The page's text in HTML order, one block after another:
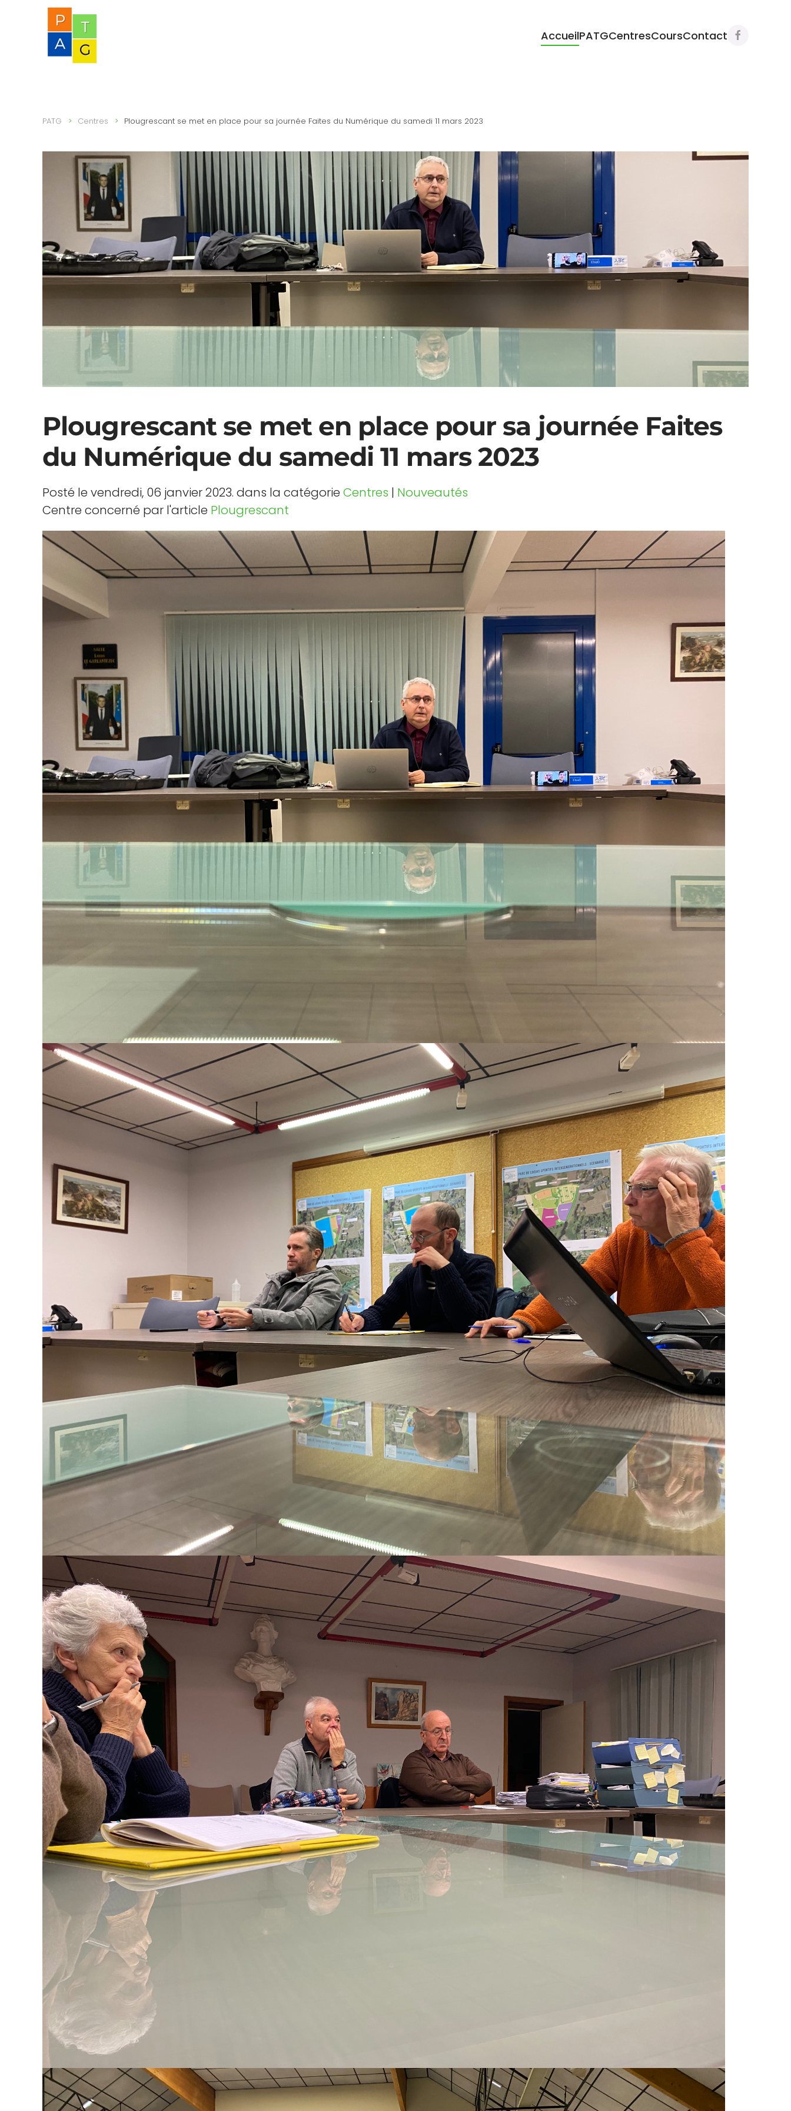
AccueilPATGCentresCoursContact
PATG Centres Plougrescant se met en place pour sa journée Faites du Numérique du samedi 11 mars 2023
Plougrescant se met en place pour sa journée Faites
du Numérique du samedi 11 mars 2023
Posté le vendredi, 06 janvier 2023. dans la catégorie Centres | Nouveautés
Centre concerné par l'article Plougrescant